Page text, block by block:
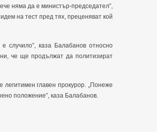
няма да е министър-председател”,
на тест пред тях, преценяват кой
каза Балабанов относно
че ще продължат да политизират
главен прокурор. „Понеже
положение”, каза Балабанов.